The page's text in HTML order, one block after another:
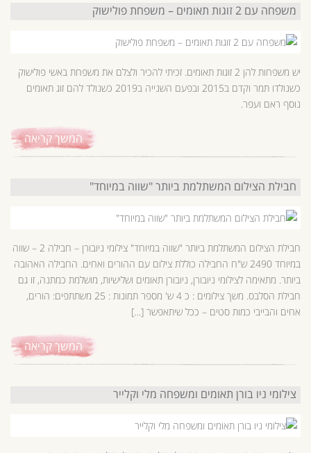
משפחה עם 2 זוגות תאומים – משפחת פולישוק
יש משפחות להן 2 זוגות תאומים. זכיתי להכיר ולצלם את משפחת באשי פולישוק
כשנולדו תמר וקדם ב2015 ובפעם השנייה ב2019 כשנולד להם זוג תאומים
נוסף ראם ועפר.
המשך קריאה
חבילת הצילום המשתלמת ביותר "שווה במיוחד"
חבילת הצילום המשתלמת ביותר "שווה במיוחד" צילומי ניובורן – חבילה 2 – שווה
במיוחד 2490 ש"ח החבילה כוללת צילום עם ההורים ואחים. החבילה האהובה
ביותר. מתאימה לצילומי ניובורן, ניובורן תאומים ושלישיות, מושלמת כמתנה, זו גם
חבילת הסלבס. משך צילומים : כ 4 ש' מספר תמונות : 25 משתתפים: הורים,
אחים והבייבי כמות סטים – ככל שיתאפשר […]
המשך קריאה
צילומי ניו בורן תאומים ומשפחה מלי וקלייר